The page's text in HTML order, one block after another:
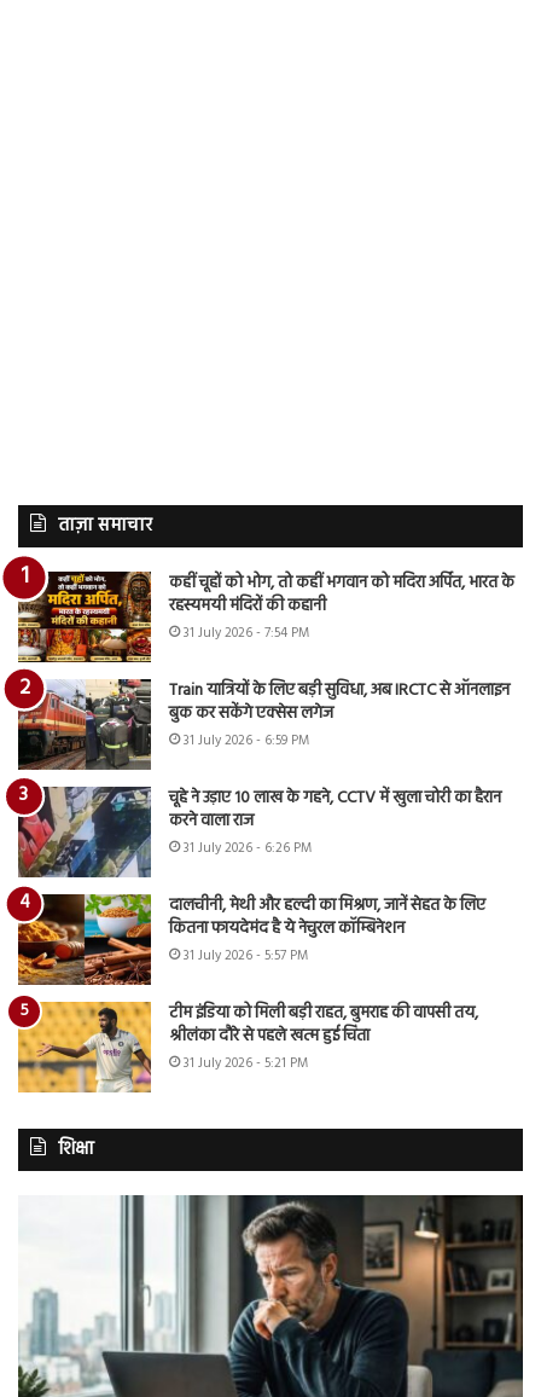
ताज़ा समाचार
कहीं चूहों को भोग, तो कहीं भगवान को मदिरा अर्पित, भारत के
रहस्यमयी मंदिरों की कहानी
31 July 2026 - 7:54 PM
Train यात्रियों के लिए बड़ी सुविधा, अब IRCTC से ऑनलाइन
बुक कर सकेंगे एक्सेस लगेज
31 July 2026 - 6:59 PM
चूहे ने उड़ाए 10 लाख के गहने, CCTV में खुला चोरी का हैरान
करने वाला राज
31 July 2026 - 6:26 PM
दालचीनी, मेथी और हल्दी का मिश्रण, जानें सेहत के लिए
कितना फायदेमंद है ये नेचुरल कॉम्बिनेशन
31 July 2026 - 5:57 PM
टीम इंडिया को मिली बड़ी राहत, बुमराह की वापसी तय,
श्रीलंका दौरे से पहले खत्म हुई चिंता
31 July 2026 - 5:21 PM
शिक्षा